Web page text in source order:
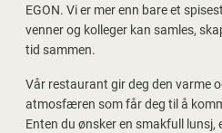
EGON. Vi er mer enn bare et
venner og kolleger kan samles,
tid sammen.
Vår restaurant gir deg den varme
atmosfæren som får deg til å
Enten du ønsker en smakfull